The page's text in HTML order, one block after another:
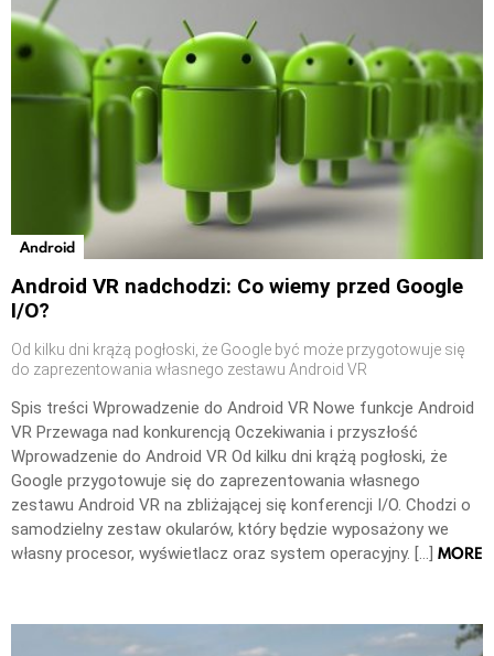
Android
Android VR nadchodzi: Co wiemy przed Google
I/O?
Od kilku dni krążą pogłoski, że Google być może przygotowuje się
do zaprezentowania własnego zestawu Android VR
Spis treści Wprowadzenie do Android VR Nowe funkcje Android
VR Przewaga nad konkurencją Oczekiwania i przyszłość
Wprowadzenie do Android VR Od kilku dni krążą pogłoski, że
Google przygotowuje się do zaprezentowania własnego
zestawu Android VR na zbliżającej się konferencji I/O. Chodzi o
samodzielny zestaw okularów, który będzie wyposażony we
własny procesor, wyświetlacz oraz system operacyjny. […] MORE